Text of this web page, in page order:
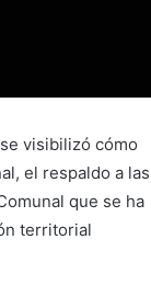
visibilizó cómo
el respaldo a las
que se ha
territorial